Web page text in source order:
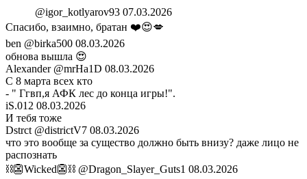
@igor_kotlyarov93 07.03.2026
Спасибо, взаимно, братан ❤️😍💋
ben @birka500 08.03.2026
обнова вышла 😍
Alexander @mrHa1D 08.03.2026
С 8 марта всех кто
- " Ггвп,я АФК лес до конца игры!".
iS.012 08.03.2026
И тебя тоже
Dstrct @districtV7 08.03.2026
что это вообще за существо должно быть внизу? даже лицо не
распознать
⛓️👺Wicked👺⛓️ @Dragon_Slayer_Guts1 08.03.2026